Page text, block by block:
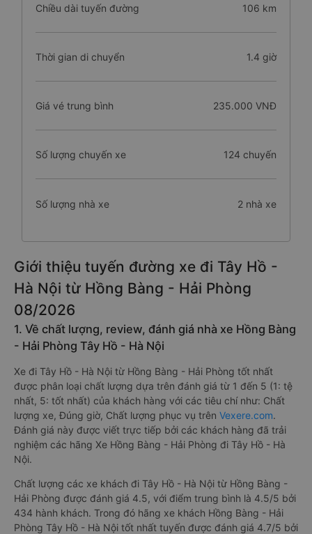
Chiều dài tuyến đường 106 km
Thời gian di chuyển 1.4 giờ
Giá vé trung bình 235.000 VNĐ
Số lượng chuyến xe 124 chuyến
Số lượng nhà xe 2 nhà xe
Giới thiệu tuyến đường xe đi Tây Hồ -
Hà Nội từ Hồng Bàng - Hải Phòng
08/2026
1. Về chất lượng, review, đánh giá nhà xe Hồng Bàng
- Hải Phòng Tây Hồ - Hà Nội
Xe đi Tây Hồ - Hà Nội từ Hồng Bàng - Hải Phòng tốt nhất
được phân loại chất lượng dựa trên đánh giá từ 1 đến 5 (1: tệ
nhất, 5: tốt nhất) của khách hàng với các tiêu chí như: Chất
lượng xe, Đúng giờ, Chất lượng phục vụ trên Vexere.com.
Đánh giá này được viết trực tiếp bởi các khách hàng đã trải
nghiệm các hãng Xe Hồng Bàng - Hải Phòng đi Tây Hồ - Hà
Nội.
Chất lượng các xe khách đi Tây Hồ - Hà Nội từ Hồng Bàng -
Hải Phòng được đánh giá 4.5, với điểm trung bình là 4.5/5 bởi
434 hành khách. Trong đó hãng xe khách Hồng Bàng - Hải
Phòng Tây Hồ - Hà Nội tốt nhất tuyến được đánh giá 4.7/5 bởi